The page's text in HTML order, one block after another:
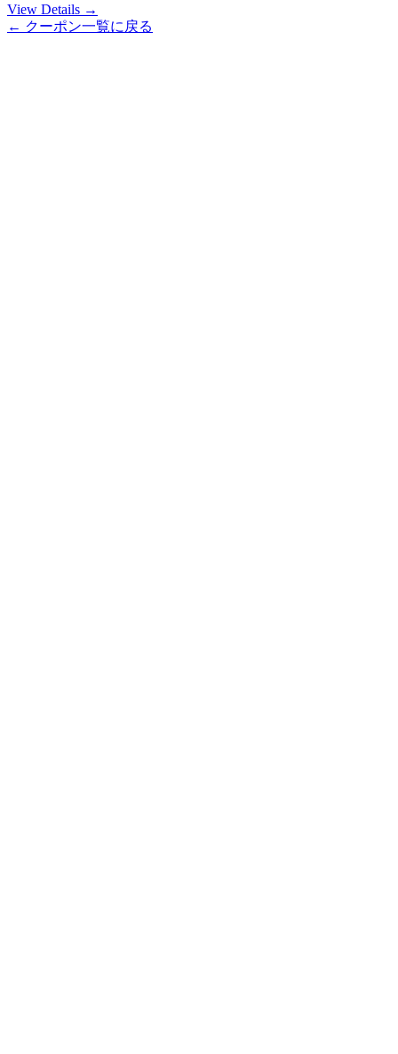
View Details →
← クーポン一覧に戻る